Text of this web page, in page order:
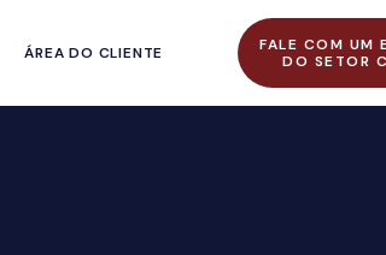
ÁREA DO CLIENTE
FALE COM UM
DO SETOR